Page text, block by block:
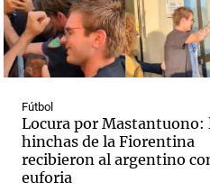
Fútbol
Locura por Mastantuono:
hinchas de la Fiorentina
recibieron al argentino
euforia